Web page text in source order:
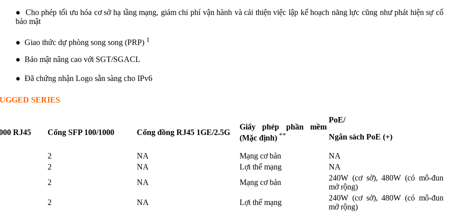
● Cho phép tối ưu hóa cơ sở hạ tầng mạng, giảm chi phí vận hành và cải thiện việc lập kế hoạch năng lực cũng như phát hiện sự cố
bảo mật
● Giao thức dự phòng song song (PRP) 1
● Bảo mật nâng cao với SGT/SGACL
● Đã chứng nhận Logo sẵn sàng cho IPv6
SERIES
RJ45 Cổng SFP 100/1000 Cổng đồng RJ45 1GE/2.5G
Giấy phép phần mềm
(Mặc định) **
PoE/
Ngân sách PoE (+)
2 NA Mạng cơ bản
NA
2 NA Lợi thế mạng
NA
2 NA Mạng cơ bản
240W (cơ sở), 480W (có mô-đun
mở rộng)
2 NA Lợi thế mạng
240W (cơ sở), 480W (có mô-đun
mở rộng)